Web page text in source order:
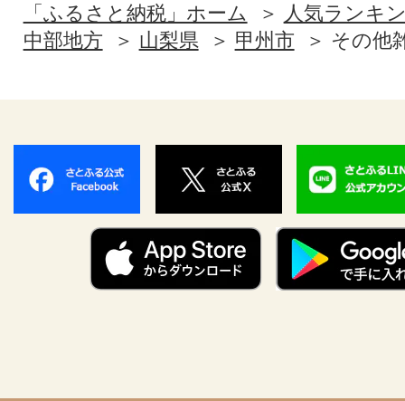
「ふるさと納税」ホーム
人気ランキ
中部地方
山梨県 甲州市 その他